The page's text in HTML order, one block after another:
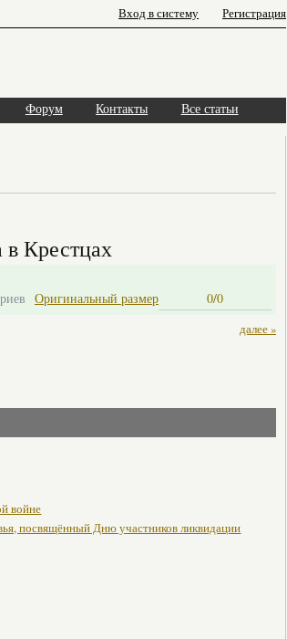
Вход в систему Регистрация
Форум Контакты Все статьи
Крестцах
0/0
Оригинальный размер
далее »
войне
посвящённый Дню участников ликвидации